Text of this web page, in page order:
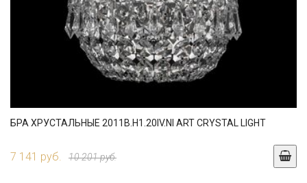
БРА ХРУСТАЛЬНЫЕ 2011B.H1.20IV.NI ART CRYSTAL LIGHT
7 141 руб. 10 201 руб.